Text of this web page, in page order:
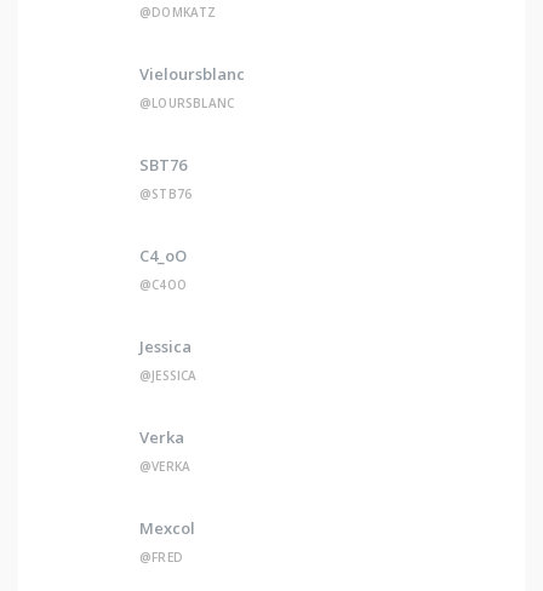
@DOMKATZ
Vieloursblanc
@LOURSBLANC
SBT76
@STB76
C4_oO
@C4OO
Jessica
@JESSICA
Verka
@VERKA
Mexcol
@FRED